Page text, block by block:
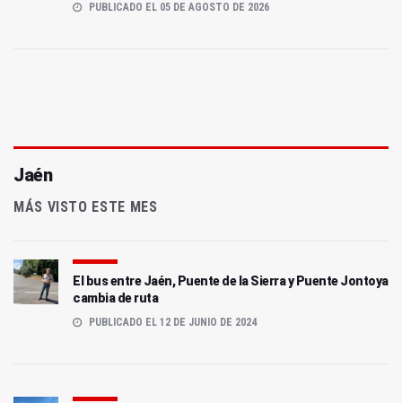
PUBLICADO EL 05 DE AGOSTO DE 2026
Jaén
MÁS VISTO ESTE MES
El bus entre Jaén, Puente de la Sierra y Puente Jontoya
cambia de ruta
PUBLICADO EL 12 DE JUNIO DE 2024